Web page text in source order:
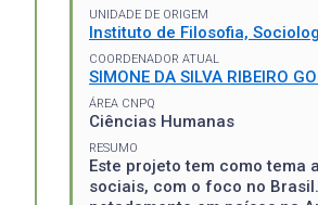
UNIDADE DE ORIGEM
Instituto de Filosofia,
COORDENADOR ATUAL
SIMONE DA SILVA RIBEIRO
ÁREA CNPQ
Ciências Humanas
RESUMO
Este projeto tem como
sociais, com o foco no